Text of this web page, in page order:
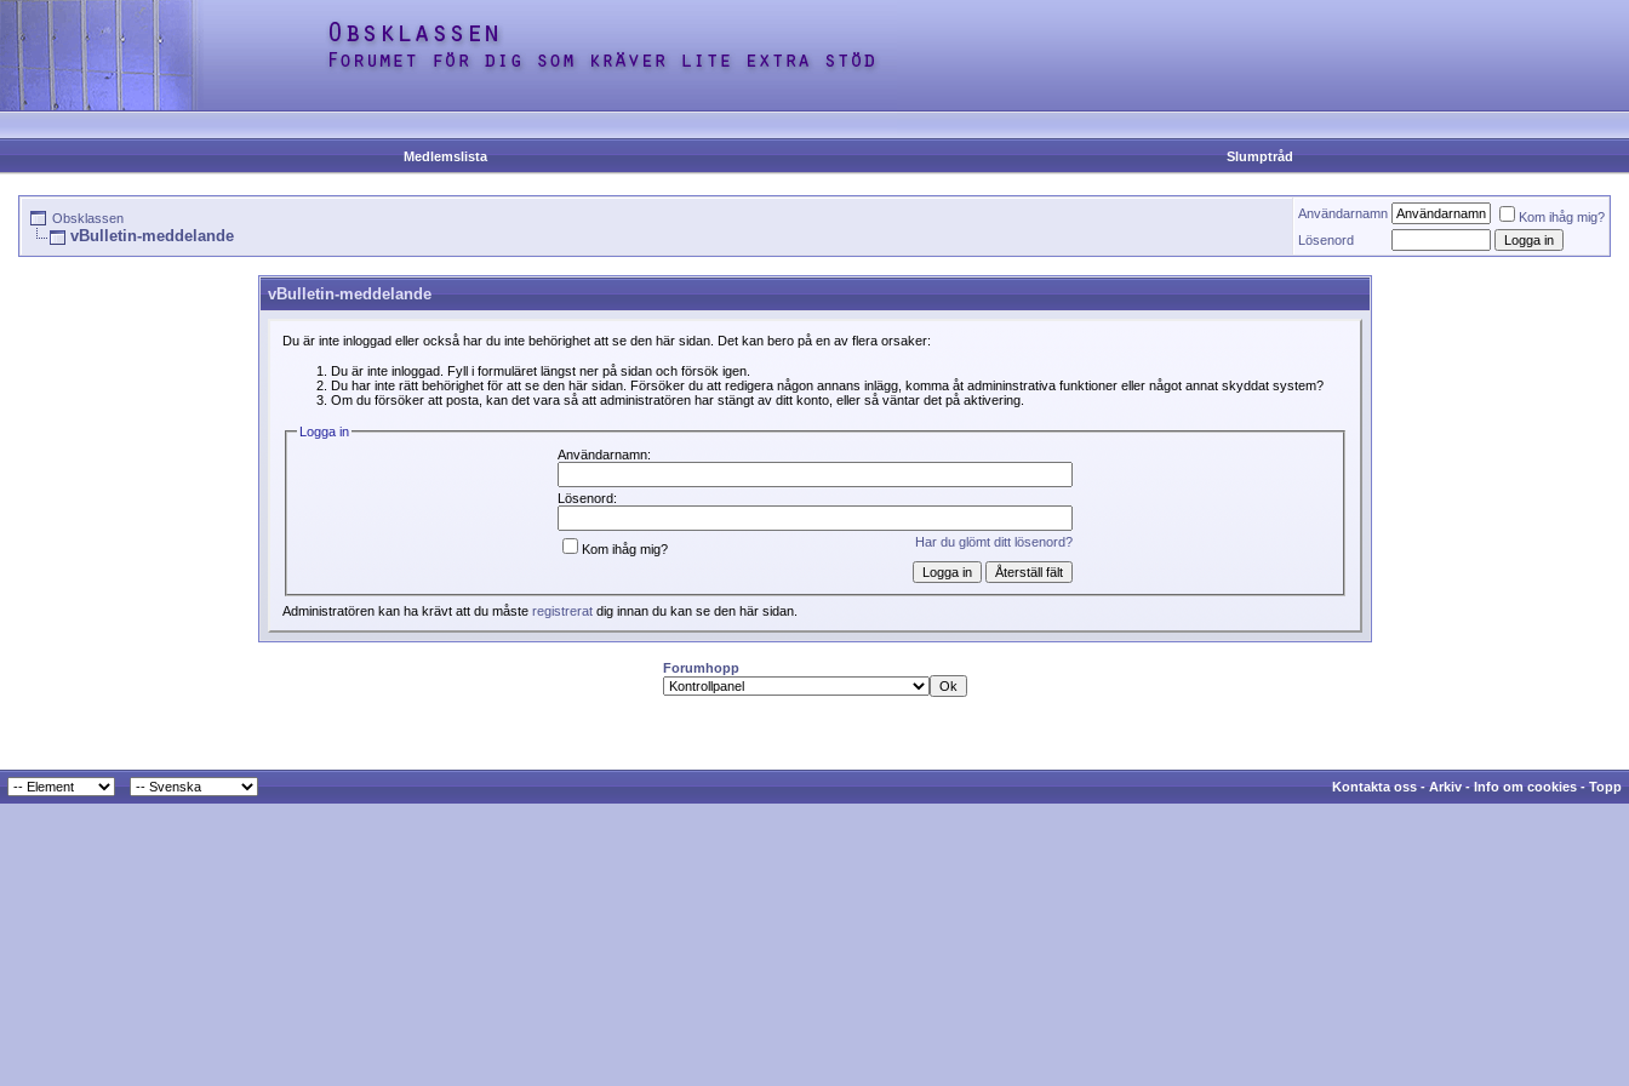
Medlemslista Slumptråd
Obsklassen
vBulletin-meddelande
Användarnamn
Kom ihåg mig?
Lösenord
vBulletin-meddelande
Du är inte inloggad eller också har du inte behörighet att se den här sidan. Det kan bero på en av flera orsaker:
Du är inte inloggad. Fyll i formuläret längst ner på sidan och försök igen.
Du har inte rätt behörighet för att se den här sidan. Försöker du att redigera någon annans inlägg, komma åt admininstrativa funktioner eller något annat skyddat system?
Om du försöker att posta, kan det vara så att administratören har stängt av ditt konto, eller så väntar det på aktivering.
Logga in
Användarnamn:
Lösenord:
Har du glömt ditt lösenord?
Kom ihåg mig?
Administratören kan ha krävt att du måste registreratdig innan du kan se den här sidan.
Forumhopp
Kontakta oss-Arkiv-Info om cookies-Topp